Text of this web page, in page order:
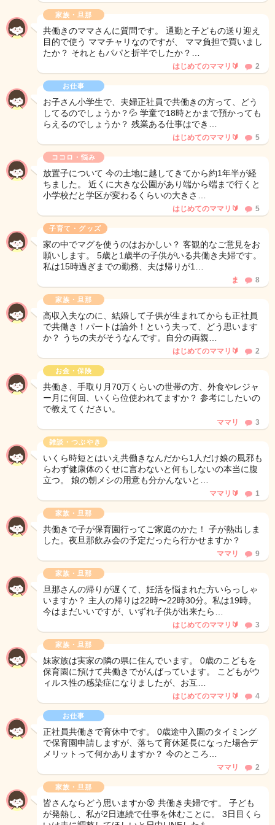
家族・旦那
共働きのママさんに質問です。 通勤と子どもの送り迎え
目的で使う ママチャリなのですが、 ママ負担で買いまし
たか？ それともパパと折半でしたか？…
はじめてのママリ🔰 2
お仕事
お子さん小学生で、夫婦正社員で共働きの方って、どう
してるのでしょうか？💦 学童で18時とかまで預かっても
らえるのでしょうか？ 残業ある仕事はでき…
はじめてのママリ🔰 5
ココロ・悩み
放置子について 今の土地に越してきてから約1年半が経
ちました。 近くに大きな公園があり端から端まで行くと
小学校だと学区が変わるくらいの大きさ…
はじめてのママリ🔰 5
子育て・グッズ
家の中でマグを使うのはおかしい？ 客観的なご意見をお
願いします。 5歳と1歳半の子供がいる共働き夫婦です。
私は15時過ぎまでの勤務、夫は帰りが1…
ま 8
家族・旦那
高収入夫なのに、結婚して子供が生まれてからも正社員
で共働き！パートは論外！という夫って、どう思います
か？ うちの夫がそうなんです。自分の両親…
はじめてのママリ🔰 2
お金・保険
共働き、手取り月70万くらいの世帯の方、外食やレジャ
ー月に何回、いくら位使われてますか？ 参考にしたいの
で教えてください。
ママリ 3
雑談・つぶやき
いくら時短とはいえ共働きなんだから1人だけ娘の風邪も
らわず健康体のくせに言わないと何もしないの本当に腹
立つ。 娘の朝メシの用意も分かんないと…
ママリ🔰 1
家族・旦那
共働きで子が保育園行ってご家庭のかた！ 子が熱出しま
した。夜旦那飲み会の予定だったら行かせますか？
ママリ 9
家族・旦那
旦那さんの帰りが遅くて、妊活を悩まれた方いらっしゃ
いますか？ 主人の帰りは22時〜22時30分。私は19時。
今はまだいいですが、いずれ子供が出来たら…
はじめてのママリ🔰 3
家族・旦那
妹家族は実家の隣の県に住んでいます。 0歳のこどもを
保育園に預けて共働きでがんばっています。 こどもがウ
ィルス性の感染症になりましたが、お互…
はじめてのママリ🔰 4
お仕事
正社員共働きで育休中です。 0歳途中入園のタイミング
で保育園申請しますが、落ちて育休延長になった場合デ
メリットって何かありますか？ 今のところ…
ママリ 2
家族・旦那
皆さんならどう思いますか😵 共働き夫婦です。 子ども
が発熱し、私が2日連続で仕事を休むことに。 3日目くら